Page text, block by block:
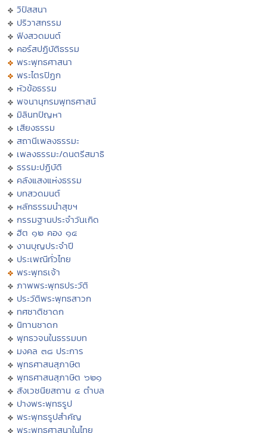
วิปัสสนา
ปริวาสกรรม
ฟังสวดมนต์
คอร์สปฏิบัติธรรม
พระพุทธศาสนา
พระไตรปิฏก
หัวข้อธรรม
พจนานุกรมพุทธศาสน์
มิลินทปัญหา
เสียงธรรม
สถานีเพลงธรรมะ
เพลงธรรมะ/ดนตรีสมาธิ
ธรรมะปฏิบัติ
คลังแสงแห่งธรรม
บทสวดมนต์
หลักธรรมนำสุขฯ
กรรมฐานประจำวันเกิด
ฮีต ๑๒ คอง ๑๔
งานบุญประจำปี
ประเพณีทั่วไทย
พระพุทธเจ้า
ภาพพระพุทธประวัติ
ประวัติพระพุทธสาวก
ทศชาติชาดก
นิทานชาดก
พุทธวจนในธรรมบท
มงคล ๓๘ ประการ
พุทธศาสนสุภาษิต
พุทธศาสนสุภาษิต ๖๒๑
สังเวชนียสถาน ๔ ตำบล
ปางพระพุทธรูป
พระพุทธรูปสำคัญ
พระพุทธศาสนาในไทย